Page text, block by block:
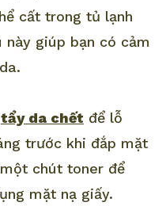
cất trong tủ lạnh
giúp bạn có cảm
tẩy da chết để lỗ
trước khi đắp mặt
chút toner để
mặt nạ giấy.